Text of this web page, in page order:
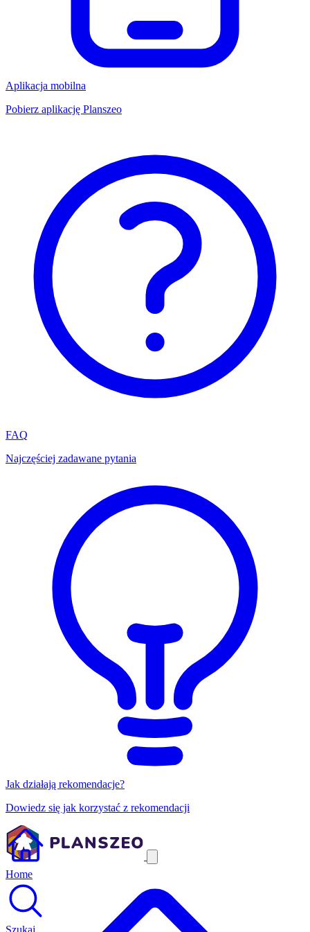
Aplikacja mobilna
Pobierz aplikację Planszeo
FAQ
Najczęściej zadawane pytania
Jak działają rekomendacje?
Dowiedz się jak korzystać z rekomendacji
Home
Szukaj